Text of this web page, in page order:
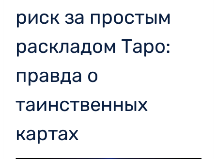
риск за простым
раскладом Таро:
правда о
таинственных
картах